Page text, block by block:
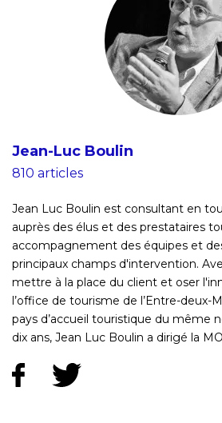
Jean-Luc Boulin
810 articles
Jean Luc Boulin est consultant en
auprès des élus et des prestataires
accompagnement des équipes et
principaux champs d'intervention.
mettre à la place du client et oser
l’office de tourisme de l’Entre-deux-
pays d’accueil touristique du même
dix ans, Jean Luc Boulin a dirigé la